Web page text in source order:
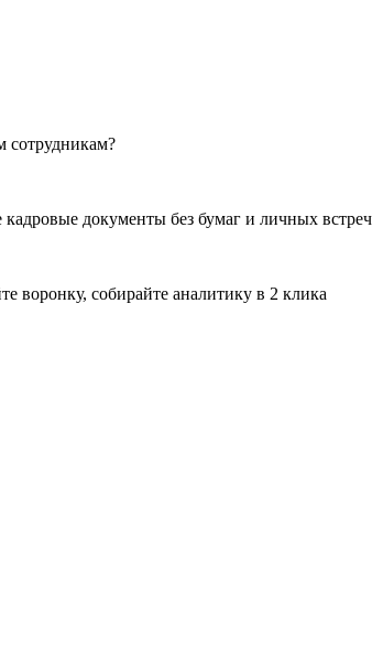
сотрудникам?
документы без бумаг и личных встреч
воронку, собирайте аналитику в 2 клика